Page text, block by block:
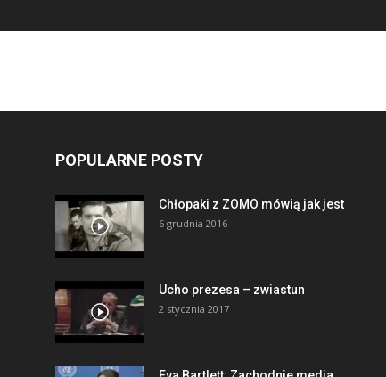
POPULARNE POSTY
Chłopaki z ZOMO mówią jak jest
6 grudnia 2016
Ucho prezesa – zwiastun
2 stycznia 2017